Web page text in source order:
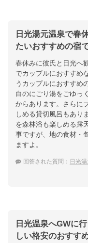
日光湯元温泉で春
たいおすすめの宿
春休みに彼氏と日光へ
でカップルにおすすめ
うカップルにおすすめ
白のにごり湯をごゆっ
からあります。さらに
しめる貸切風呂もあり
を森林浴も楽しめる露
事ですが、地の食材・
ますよ。
回答された質問： 日光湯
日光温泉へGWに
しい格安のおすす